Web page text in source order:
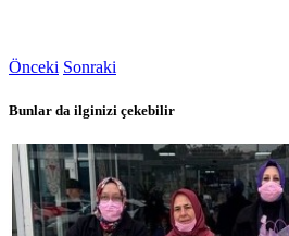
Önceki Sonraki
Bunlar da ilginizi çekebilir